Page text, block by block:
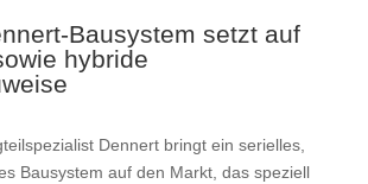
Bausystem setzt auf
hybride
Dennert bringt ein serielles,
Bausystem auf den Markt, das speziell